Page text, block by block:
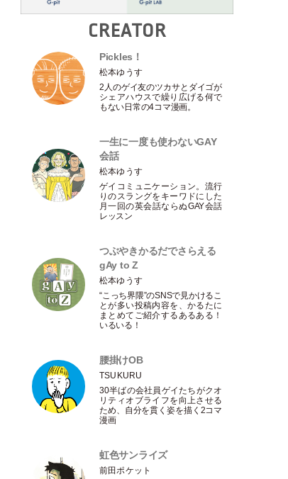
CREATOR
Pickles！
松本ゆうす
2人のゲイ友のツカサとダイゴが
シェアハウスで繰り広げる何で
もない日常の4コマ漫画。
一生に一度も使わないGAY
会話
松本ゆうす
ゲイコミュニケーション。流行
りのスラングをキーワドにした
月一回の英会話ならぬGAY会話
レッスン
つぶやきかるだでさらえる
gAy to Z
松本ゆうす
“こっち界隈”のSNSで見かけるこ
とが多い投稿内容を、かるたに
まとめてご紹介するあるある！
いるいる！
腰掛けOB
TSUKURU
30半ばの会社員ゲイたちがクオ
リティオブライフを向上させる
ため、自分を貫く姿を描く2コマ
漫画
虹色サンライズ
前田ポケット